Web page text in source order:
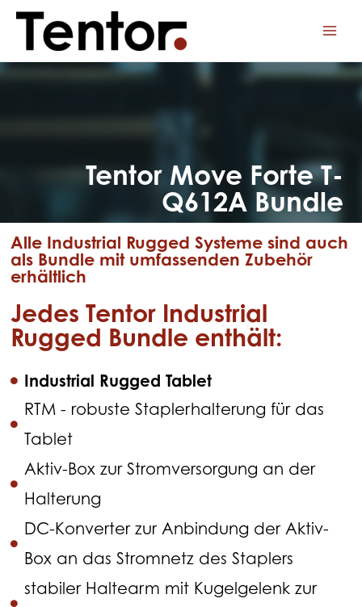
Tentor Move Forte T-
Q612A Bundle
Alle Industrial Rugged Systeme sind auch
als Bundle mit umfassenden Zubehör
erhältlich
Jedes Tentor Industrial
Rugged Bundle enthält:
Industrial Rugged Tablet
RTM - robuste Staplerhalterung für das
Tablet
Aktiv-Box zur Stromversorgung an der
Halterung
DC-Konverter zur Anbindung der Aktiv-
Box an das Stromnetz des Staplers
stabiler Haltearm mit Kugelgelenk zur